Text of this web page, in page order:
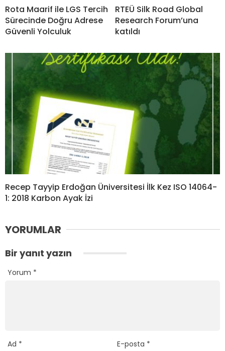
Rota Maarif ile LGS Tercih
Sürecinde Doğru Adrese
Güvenli Yolculuk
RTEÜ Silk Road Global
Research Forum’una
katıldı
Recep Tayyip Erdoğan Üniversitesi İlk Kez ISO 14064-
1: 2018 Karbon Ayak İzi
YORUMLAR
Bir yanıt yazın
Yorum *
Ad * E-posta *